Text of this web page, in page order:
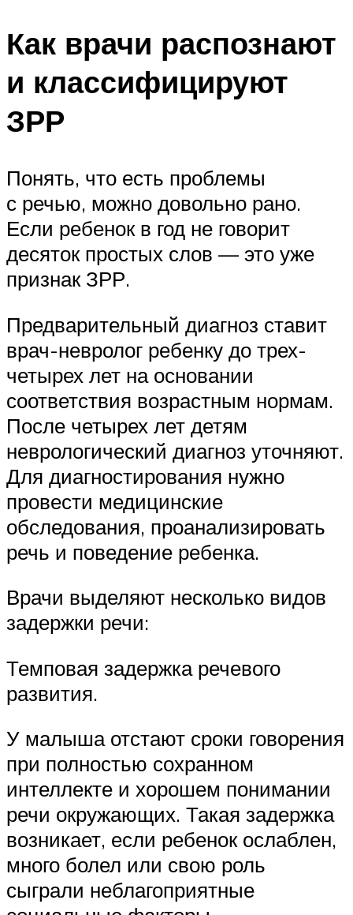
Как врачи распознают
и классифицируют
ЗРР
Понять, что есть проблемы
с речью, можно довольно рано.
Если ребенок в год не говорит
десяток простых слов — это уже
признак ЗРР.
Предварительный диагноз ставит
врач-невролог ребенку до трех-
четырех лет на основании
соответствия возрастным нормам.
После четырех лет детям
неврологический диагноз уточняют.
Для диагностирования нужно
провести медицинские
обследования, проанализировать
речь и поведение ребенка.
Врачи выделяют несколько видов
задержки речи:
Темповая задержка речевого
развития.
У малыша отстают сроки говорения
при полностью сохранном
интеллекте и хорошем понимании
речи окружающих. Такая задержка
возникает, если ребенок ослаблен,
много болел или свою роль
сыграли неблагоприятные